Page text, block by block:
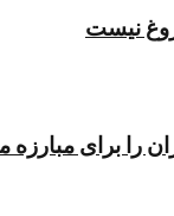
نیست
را برای